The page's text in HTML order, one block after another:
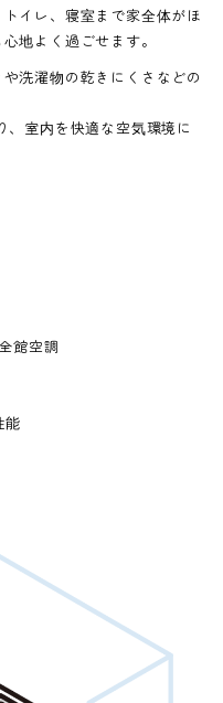
イレ、寝室まで家全体がほ
地よく過ごせます。
洗濯物の乾きにくさなどの
室内を快適な空気環境に
館空調
能